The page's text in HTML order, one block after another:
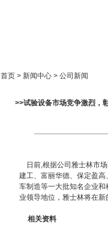
首页 > 新闻中心 > 公司新闻
>>试验设备市场竞争激烈，
日前,根据公司雅士林市
建工、富丽华德、保定盈
车制造等一大批知名企业
业领导地位，雅士林将在
相关资料